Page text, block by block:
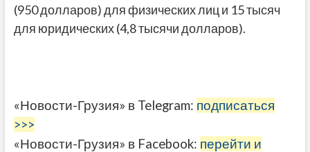
(950 долларов) для физических лиц и 15 тысяч
для юридических (4,8 тысячи долларов).
«Новости-Грузия» в Telegram: подписаться
>>>
«Новости-Грузия» в Facebook: перейти и